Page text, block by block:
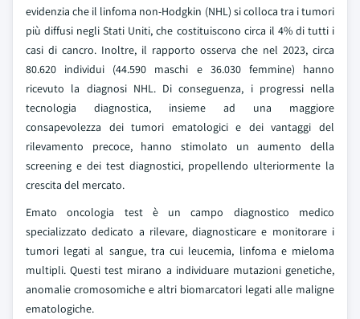
evidenzia che il linfoma non-Hodgkin (NHL) si colloca tra i tumori
più diffusi negli Stati Uniti, che costituiscono circa il 4% di tutti i
casi di cancro. Inoltre, il rapporto osserva che nel 2023, circa
80.620 individui (44.590 maschi e 36.030 femmine) hanno
ricevuto la diagnosi NHL. Di conseguenza, i progressi nella
tecnologia diagnostica, insieme ad una maggiore
consapevolezza dei tumori ematologici e dei vantaggi del
rilevamento precoce, hanno stimolato un aumento della
screening e dei test diagnostici, propellendo ulteriormente la
crescita del mercato.
Emato oncologia test è un campo diagnostico medico
specializzato dedicato a rilevare, diagnosticare e monitorare i
tumori legati al sangue, tra cui leucemia, linfoma e mieloma
multipli. Questi test mirano a individuare mutazioni genetiche,
anomalie cromosomiche e altri biomarcatori legati alle maligne
ematologiche.